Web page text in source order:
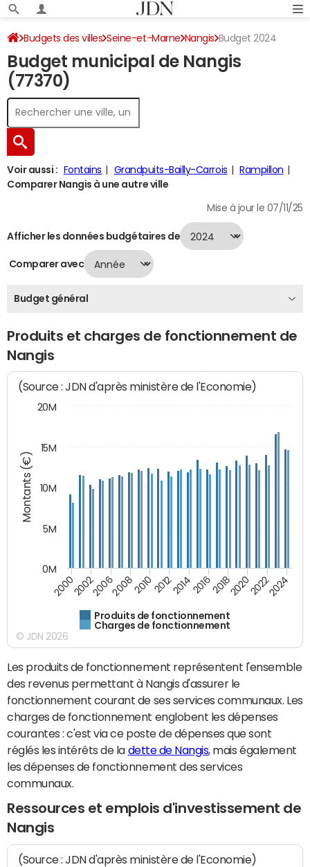
Budgets des villes Seine-et-Marne Nangis Budget 2024
Budget municipal de Nangis
(77370)
Voir aussi : Fontains Grandpuits-Bailly-Carrois
Rampillon
Comparer Nangis à une autre ville
Mise à jour le 07/11/25
Afficher les données budgétaires de
Comparer avec
Budget général
Produits et charges de fonctionnement de
Nangis
Montants (€)
(Source : JDN d'après ministère de l'Economie)
Produits de fonctionnement
Charges de fonctionnement
200020022006200820102012201420162018202020222024
0M
5M
10M
15M
20M
© JDN 2026
Les produits de fonctionnement représentent l'ensemble
des revenus permettant à Nangis d'assurer le
fonctionnement courant de ses services communaux. Les
charges de fonctionnement englobent les dépenses
courantes : c'est via ce poste de dépenses que sont
réglés les intérêts de la dette de Nangis, mais également
les dépenses de fonctionnement des services
communaux.
Ressources et emplois d'investissement de
Nangis
(Source : JDN d'après ministère de l'Economie)